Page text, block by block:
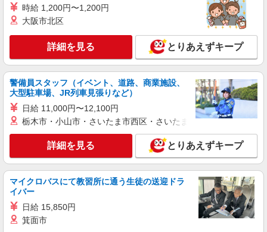
※これまでの経験によって決定いたします ※交通
費別途支給 DESCENTEを知らないという方も、
千葉県船橋市浜町2-1-1 ららぽーとTOKYO-
キープ 詳細を見る
アルバイト パート
ローリーズファーム
販売スタッフ
［アルバイト・パート］時給1,140円〜（高校
生は不可）
千葉県船橋市浜町2-1-1 ららぽーとTOKYO-
BAY
キープ 詳細を見る
アルバイト パート
NIKE
時給 1,200円〜1,200円
大阪市北区
詳細を見る とりあえずキープ
警備員スタッフ（イベント、道路、商業施設、
大型駐車場、JR列車見張りなど）
日給 11,000円〜12,100円
栃木市・小山市・さいたま市西区・さいたま市岩槻区・久喜市・
詳細を見る とりあえずキープ
マイクロバスにて教習所に通う生徒の送迎ドラ
イバー
日給 15,850円
箕面市